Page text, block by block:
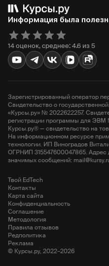
Информация была
14 оценок, среднее: 4.6 из 5
Зарегистрированный оператор
Свидетельство о
«Курсы.ру» № 2022622257.
регистрации программы для ЭВМ
Курсы.ру® — свидетельство на
На информационном ресурсе
технологии. ИП Виноградов
ОГРНИП 315547600047865. Адрес
значимых сообщений:
© Курсы.ру, 2022–2026
Твой EdTech
Контакты
Карта сайта
Конфиденциальность
Соглашение
Методология
Правила отзывов
Редполитика
Реклама